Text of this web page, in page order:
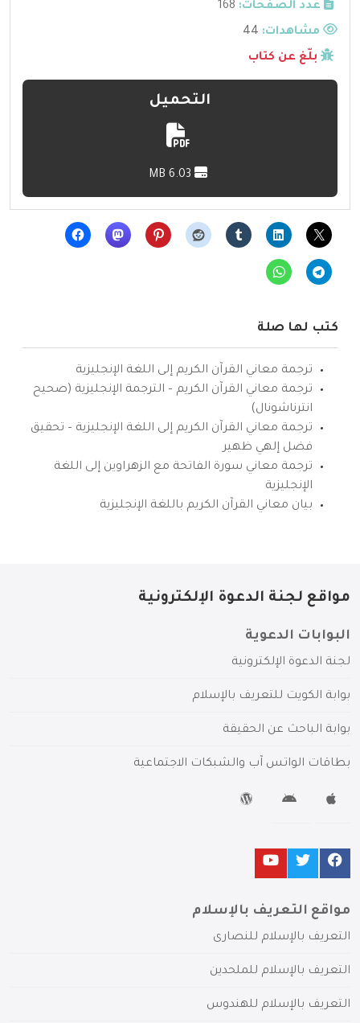
عدد الصفحات: 168
مشاهدات:
بلّغ عن كتاب
التحميل
كتب لها صلة
ترجمة معاني القرآن الكريم إلى اللغة الإنجليزية
ترجمة معاني القرآن الكريم – الترجمة الإنجليزية (صحيح
انترناشونال)
ترجمة معاني القرآن الكريم إلى اللغة الإنجليزية – تحقيق
فضل إلهي ظهير
ترجمة معاني سورة الفاتحة مع الزهراوين إلى اللغة
الإنجليزية
بيان معاني القرآن الكريم باللغة الإنجليزية
مواقع لجنة الدعوة الإلكترونية
البوابات الدعوية
لجنة الدعوة الإلكترونية
بوابة الكويت للتعريف بالإسلام
بوابة الباحث عن الحقيقة
بطاقات الواتس آب والشبكات الاجتماعية
مواقع التعريف بالإسلام
التعريف بالإسلام للنصارى
التعريف بالإسلام للملحدين
التعريف بالإسلام للهندوس